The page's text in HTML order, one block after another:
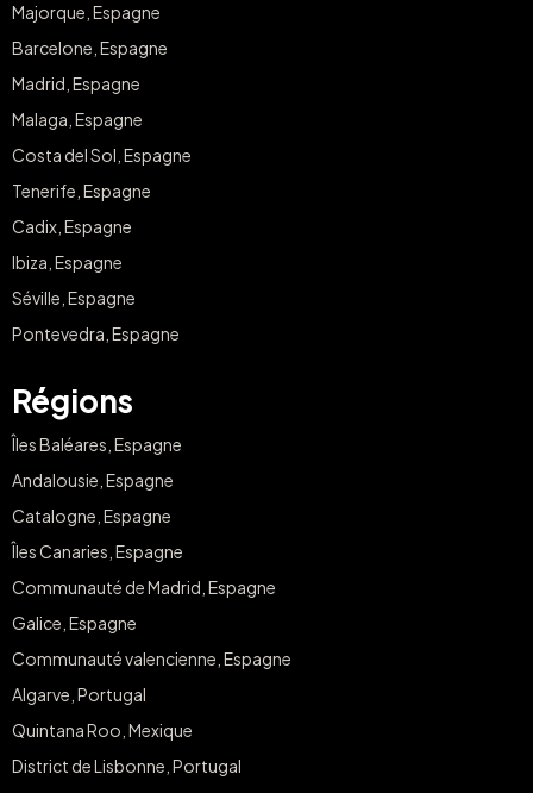
Majorque, Espagne
Barcelone, Espagne
Madrid, Espagne
Malaga, Espagne
Costa del Sol, Espagne
Tenerife, Espagne
Cadix, Espagne
Ibiza, Espagne
Séville, Espagne
Pontevedra, Espagne
Régions
Îles Baléares, Espagne
Andalousie, Espagne
Catalogne, Espagne
Îles Canaries, Espagne
Communauté de Madrid, Espagne
Galice, Espagne
Communauté valencienne, Espagne
Algarve, Portugal
Quintana Roo, Mexique
District de Lisbonne, Portugal